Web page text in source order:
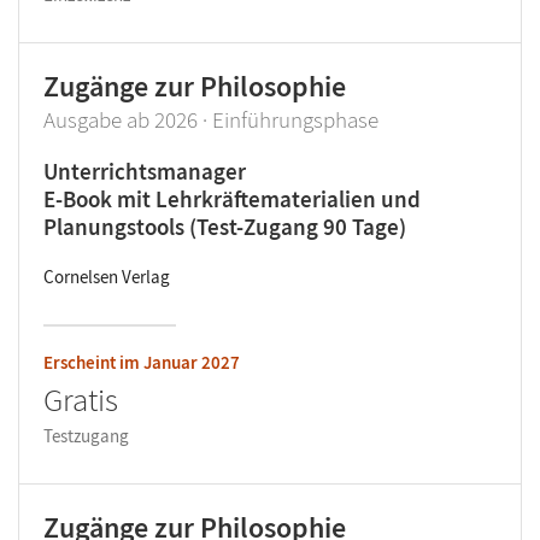
Zugänge zur Philosophie
Ausgabe ab 2026 · Einführungsphase
Unterrichtsmanager
E-Book mit Lehrkräftematerialien und
Planungstools (Test-Zugang 90 Tage)
Cornelsen Verlag
Erscheint im Januar 2027
Gratis
Testzugang
Zugänge zur Philosophie